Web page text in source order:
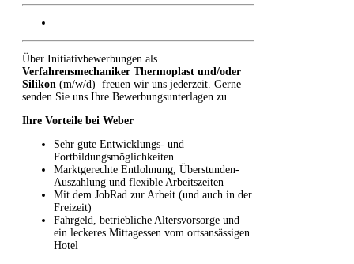
Über Initiativbewerbungen als
Verfahrensmechaniker Thermoplast und/oder
Silikon (m/w/d) freuen wir uns jederzeit. Gerne
senden Sie uns Ihre Bewerbungsunterlagen zu.
Ihre Vorteile bei Weber
Sehr gute Entwicklungs- und
Fortbildungsmöglichkeiten
Marktgerechte Entlohnung, Überstunden-
Auszahlung und flexible Arbeitszeiten
Mit dem JobRad zur Arbeit (und auch in der
Freizeit)
Fahrgeld, betriebliche Altersvorsorge und
ein leckeres Mittagessen vom ortsansässigen
Hotel